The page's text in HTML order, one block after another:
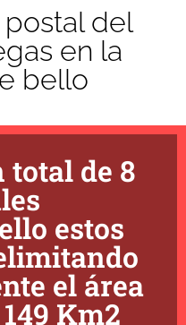
del
en la
bello
de 8
estos
el área
Km2